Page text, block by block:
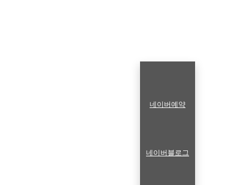
네이버예약
네이버블로그